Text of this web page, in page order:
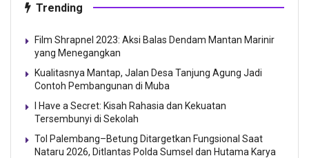
Trending
Film Shrapnel 2023: Aksi Balas Dendam Mantan Marinir
yang Menegangkan
Kualitasnya Mantap, Jalan Desa Tanjung Agung Jadi
Contoh Pembangunan di Muba
I Have a Secret: Kisah Rahasia dan Kekuatan
Tersembunyi di Sekolah
Tol Palembang–Betung Ditargetkan Fungsional Saat
Nataru 2026, Ditlantas Polda Sumsel dan Hutama Karya